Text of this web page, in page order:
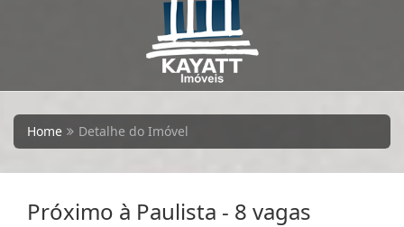
Home Detalhe do Imóvel
Próximo à Paulista - 8 vagas